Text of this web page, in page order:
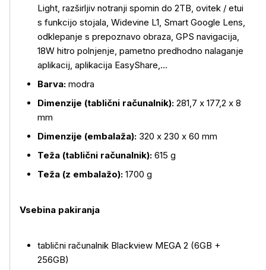
Light, razširljiv notranji spomin do 2TB, ovitek / etui
s funkcijo stojala, Widevine L1, Smart Google Lens,
odklepanje s prepoznavo obraza, GPS navigacija,
18W hitro polnjenje, pametno predhodno nalaganje
aplikacij, aplikacija EasyShare,…
Barva: modra
Dimenzije (tablični računalnik): 281,7 x 177,2 x 8
mm
Dimenzije (embalaža): 320 x 230 x 60 mm
Teža (tablični računalnik): 615 g
Teža (z embalažo): 1700 g
Vsebina pakiranja
tablični računalnik Blackview MEGA 2 (6GB +
256GB)